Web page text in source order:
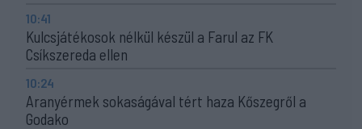
10:41
Kulcsjátékosok nélkül készül a Farul az FK
Csíkszereda ellen
10:24
Aranyérmek sokaságával tért haza Kőszegről a
Godako